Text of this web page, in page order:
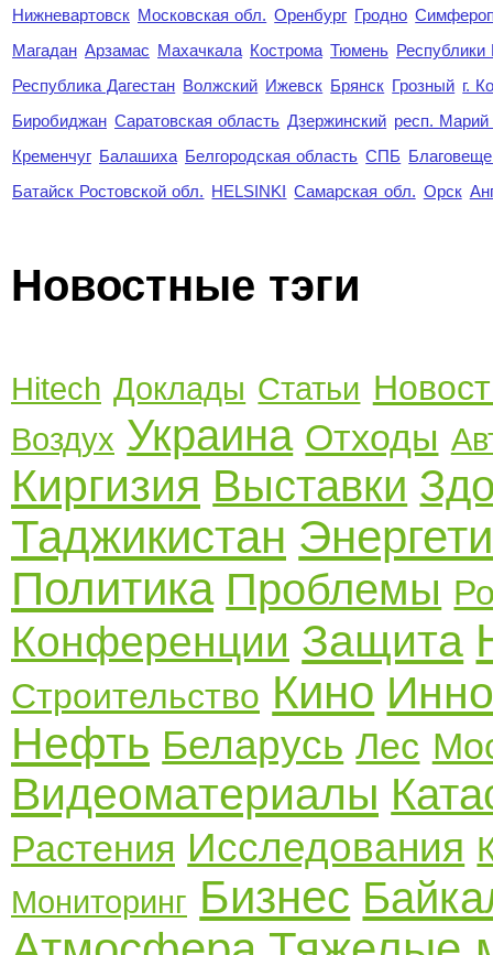
Нижневартовск Московская обл. Оренбург Гродно
Магадан Арзамас Махачкала Кострома Тюмень Республики
Республика Дагестан Волжский Ижевск Брянск Грозный г.
Биробиджан Саратовская область Дзержинский респ.
Кременчуг Балашиха Белгородская область СПБ
Батайск Ростовской обл. HELSINKI Самарская обл. Орск
Новостные тэги
Hitech Доклады Статьи
Воздух Украина Отходы
Киргизия Выставки
Таджикистан
Политика Проблемы
Конференции Защита
Строительство Кино
Нефть Беларусь Лес
Видеоматериалы
Растения Исследования
Мониторинг Бизнес